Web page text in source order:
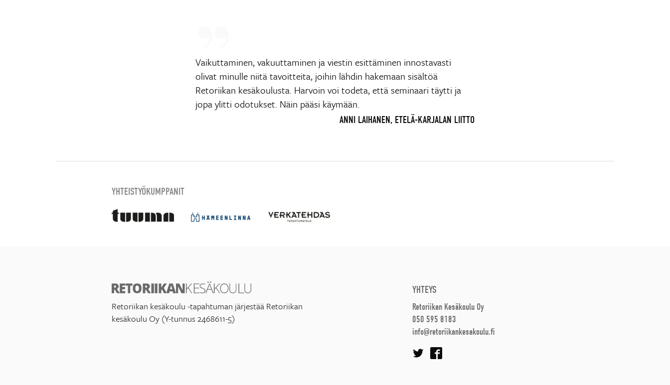
Vaikuttaminen, vakuuttaminen ja viestin esittäminen innostavasti
olivat minulle niitä tavoitteita, joihin lähdin hakemaan sisältöä
Retoriikan kesäkoulusta. Harvoin voi todeta, että seminaari täytti ja
jopa ylitti odotukset. Näin pääsi käymään.
ANNI LAIHANEN, ETELÄ-KARJALAN LIITTO
YHTEISTYÖKUMPPANIT
Retoriikan kesäkoulu -tapahtuman järjestää Retoriikan
kesäkoulu Oy (Y-tunnus 2468611-5)
YHTEYS
Retoriikan Kesäkoulu Oy
050 595 8183
info@retoriikankesakoulu.fi